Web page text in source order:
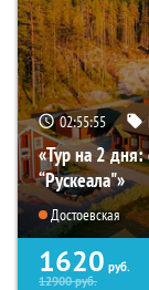
02:55:53
«Тур на 2
“Рускеала"»
Достоевская
1620 руб.
12900руб.